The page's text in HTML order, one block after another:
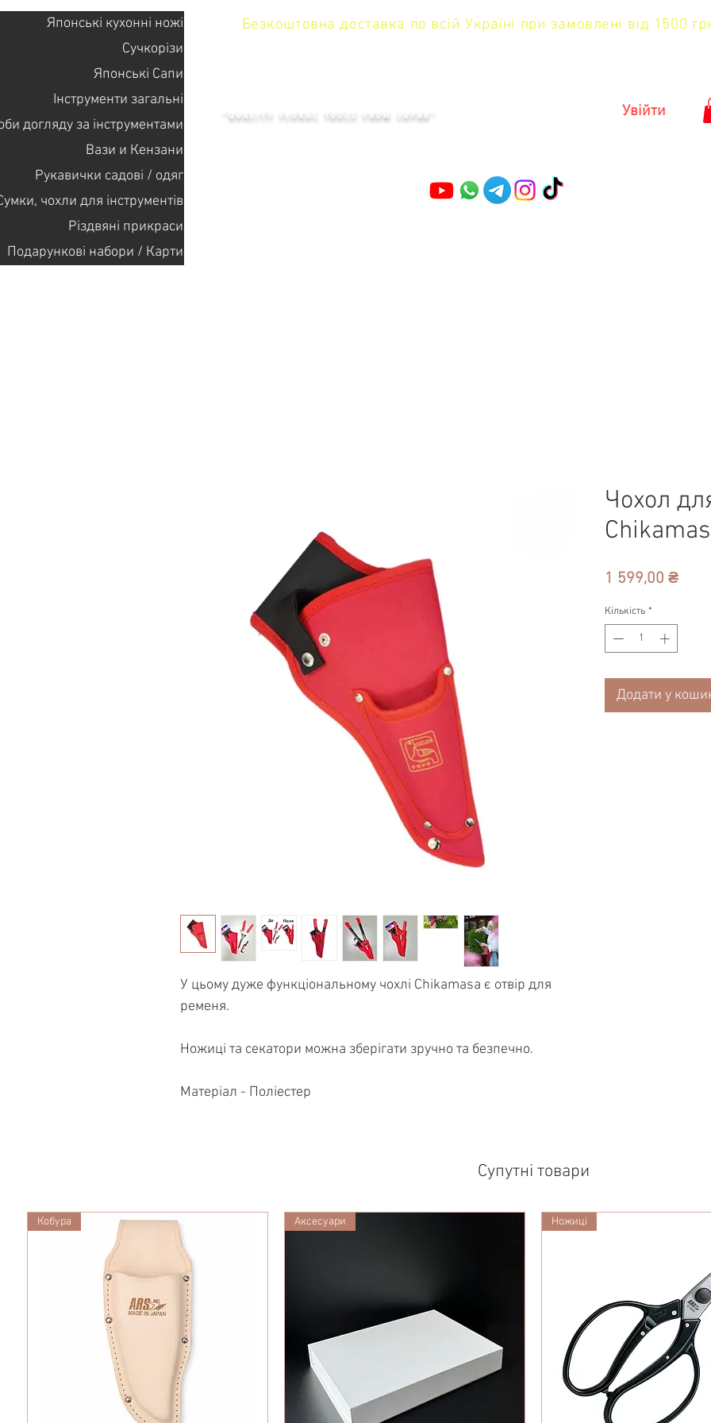
Японські кухонні ножі
Сучкорізи
Японські Сапи
Інструменти загальні
догляду за інструментами
Вази и Кензани
Рукавички садові / одяг
чохли для інструментів
Різдвяні прикраси
Подарункові набори / Карти
Безкоштовна доставка по всій Україні при замовлені від 1500
"QUALITY FLORAL TOOLS FROM JAPAN" Увійти
У цьому дуже функціональному чохлі Chikamasa є отвір для
ременя.
Ножиці та секатори можна зберігати зручно та безпечно.
Матеріал - Поліестер
Чохол
1 599,00 ₴Ціна
Кількість *
Додати у
Супутні товари
Кобура Аксесуари Ножиці